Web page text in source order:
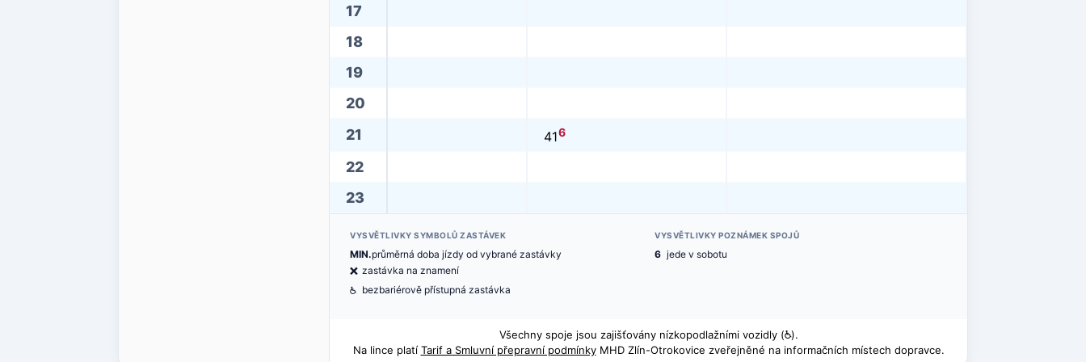
17
18
19
20
21
416
22
23
VYSVĚTLIVKY SYMBOLŮ ZASTÁVEK
MIN.průměrná doba jízdy od vybrané zastávky
ë zastávka na znamení
@ bezbariérově přístupná zastávka
VYSVĚTLIVKY POZNÁMEK SPOJŮ
6 jede v sobotu
Všechny spoje jsou zajišťovány nízkopodlažními vozidly (@).
Na lince platí Tarif a Smluvní přepravní podmínkyMHD Zlín-Otrokovice zveřejněné na informačních místech dopravce.